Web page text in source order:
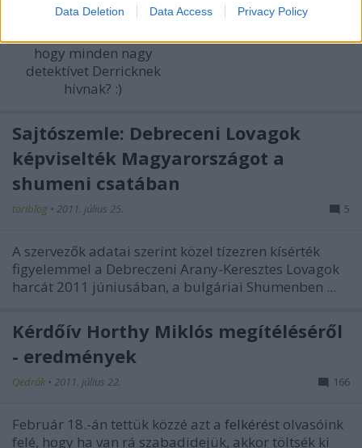
Data Deletion Data Access Privacy Policy
Dr. Derrick Pounder.
hogy minden nagy
detektívet Derricknek
hívnak? :)
Az előző ...
Sajtószemle: Debreceni Lovagok
képviselték Magyarországot a
shumeni csatában
töriblog • 2011. július 25. 5
A szervezők adatai szerint közel tízezren kísérték
figyelemmel a Debreczeni Arany-Keresztes Lovagok
harcát 2011 júniusában, a bulgáriai Shumenben ...
Kérdőív Horthy Miklós megítéléséről
- eredmények
Qedrák • 2011. július 22. 166
Február 18.-án tettük közzé azt a felkérést olvasóink
felé, hogy ha van rá szabadidejük, akkor töltsék ki